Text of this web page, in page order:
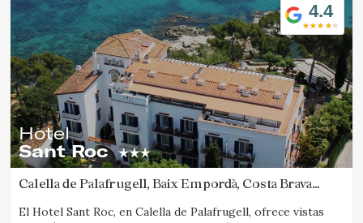
Gestionar mi reserva
4.4
Hotel
Sant Roc
Calella de Palafrugell, Baix Empordà, Costa Brava
El Hotel Sant Roc, en Calella de Palafrugell, ofrece vistas